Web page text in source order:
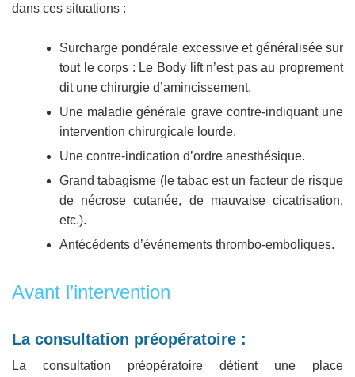
dans ces situations :
Surcharge pondérale excessive et généralisée sur
tout le corps : Le Body lift n’est pas au proprement
dit une chirurgie d’amincissement.
Une maladie générale grave contre-indiquant une
intervention chirurgicale lourde.
Une contre-indication d’ordre anesthésique.
Grand tabagisme (le tabac est un facteur de risque
de nécrose cutanée, de mauvaise cicatrisation,
etc.).
Antécédents d’événements thrombo-emboliques.
Avant l’intervention
La consultation préopératoire :
La consultation préopératoire détient une place